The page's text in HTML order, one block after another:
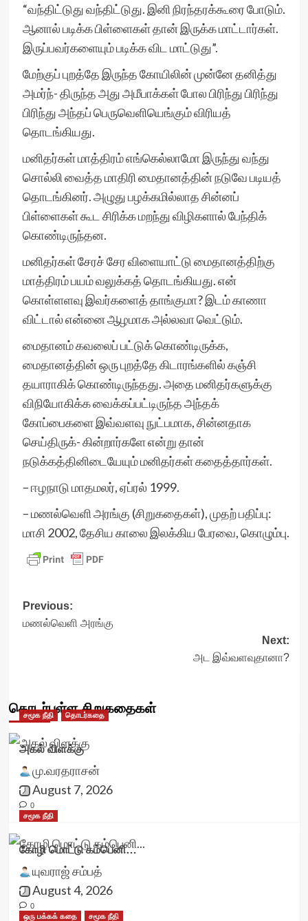
“வந்திட்டுது வந்திட்டுது. இனி நிரந்தரக்கூரை போடும்.
ஆனால் படிக்க பிள்ளைகள் தான் இருக்க மாட்டார்கள்.
இருப்பவர்களையும் படிக்க விட மாட்டுது”.
மேற்குப் புறத்தே இருந்த கோயிலின் முன்னே தனித்து
அமர்ந்- திருந்த அது அமீபாக்கள் போல பிரிந்து பிரிந்து
பிரிந்து அந்தப் பெருவெளியெங்கும் விரியத்
தொடங்கியது.
மனிதர்கள் மாத்திரம் எங்கெல்லாமோ இருந்து வந்து
சொல்லி வைத்த மாதிரி மைதானத்தின் நடுவே படியத்
தொடங்கினர். அழுது பழக்கமில்லாத சின்னப்
பிள்ளைகள் கூட சிரிக்க மறந்து விழிகளால் பேந்திக்
கொண்டிருந்தன.
மனிதர்கள் சேரச் சேர விளையாட்டு மைதானத்திற்கு
மாத்திரம் பயம் வலுக்கத் தொடங்கியது. என்
கொள்ளளவு இவர்களைத் தாங்குமா? இடம் காணா
விட்டால் என்னை ஆழமாக அல்லவா வெட்டும்.
மைதானம் கவலைப் பட்டுக் கொண்டிருக்க,
மைதானத்தின் ஒரு புறத்தே கிடாரங்களில் கஞ்சி
தயாராகிக் கொண்டிருந்தது. அதை மனிதர்களுக்கு
விநியோகிக்க வைக்கப்பட்டிருந்த அந்தக்
கோப்பைகளை இவ்வளவு நுட்பமாக, சின்னதாக
செய்திருக்- கின்றார்களே என்று தான்
நடுக்கத்தினிடையேயும் மனிதர்கள் கதைத்தார்கள்.
– ஈழநாடு மாதமலர், ஏப்ரல் 1999.
– மணல்வெளி அரங்கு (சிறுகதைகள்), முதற் பதிப்பு:
மாசி 2002, தேசிய காலை இலக்கிய பேரவை, கொழும்பு.
Post
navigation
Previous:
மணல்வெளி அரங்கு
Next:
அட இவ்வளவுதானா?
தொடர்புள்ள சிறுகதைகள்
சமூக நீதி தொடர்கதை
அகல் விளக்கு
மு.வரதராசன்
August 7, 2026
0
சமூக நீதி
கோழி மொட்டு கம்பெனி…
யுவராஜ் சம்பத்
August 4, 2026
0
ஒரு பக்கக் கதை
சமூக நீதி